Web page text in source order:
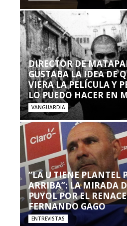
DIRECTOR DE
GUSTABA LA IDEA DE
VIERA LA PELÍCULA Y
LO PUEDO HACER EN
VANGUARDIA
“LA U TIENE PLANTEL
ARRIBA”: LA MIRADA
PUYOL POR EL
FERNANDO GAGO
ENTREVISTAS